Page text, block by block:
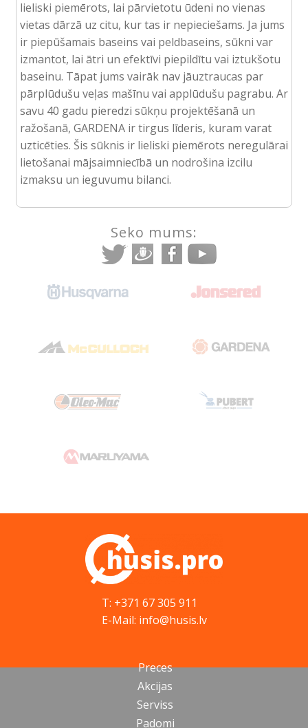
lieliski piemērots, lai pārvietotu ūdeni no vienas
vietas dārzā uz citu, kur tas ir nepieciešams. Ja jums
ir piepūšamais baseins vai peldbaseins, sūkni var
izmantot, lai ātri un efektīvi piepildītu vai iztukšotu
baseinu. Tāpat jums vairāk nav jāuztraucas par
pārplūdušu veļas mašīnu vai applūdušu pagrabu. Ar
savu 40 gadu pieredzi sūkņu projektēšanā un
ražošanā, GARDENA ir tirgus līderis, kuram varat
uzticēties. Šis sūknis ir lieliski piemērots neregulārai
lietošanai mājsaimniecībā un nodrošina izcilu
izmaksu un ieguvumu bilanci.
Seko mums:
T: +371 67 305 911
E-Mail: info@husis.lv
Preces
Akcijas
Serviss
Padomi